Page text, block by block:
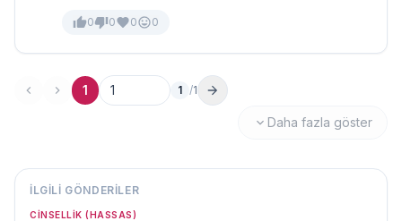
0 0 0 0
1
Sayfa no
1 /1
Daha fazla göster
İLGILI GÖNDERILER
CINSELLIK (HASSAS)